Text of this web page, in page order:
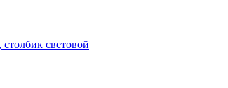
световой